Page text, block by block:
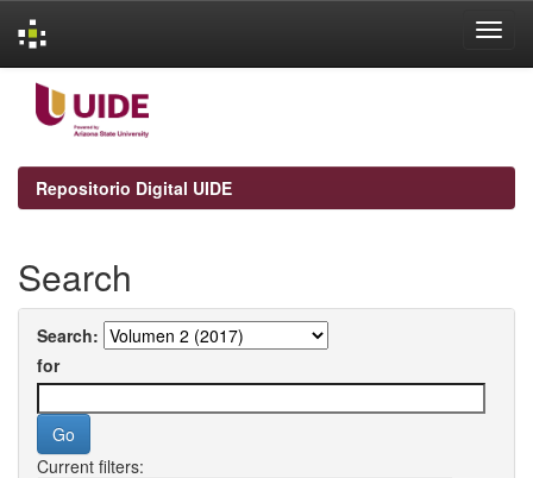
navigation
Repositorio Digital UIDE
Search
Search:
for
Current filters: